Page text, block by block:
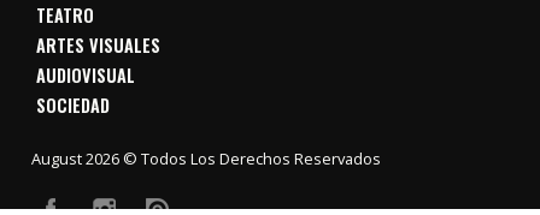
TEATRO
ARTES VISUALES
AUDIOVISUAL
SOCIEDAD
August 2026 © Todos Los Derechos Reservados